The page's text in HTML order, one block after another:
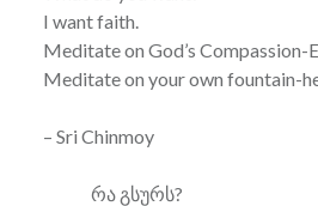
I want faith.
Meditate on God’s Compassion-
Meditate on your own fountain-
– Sri Chinmoy
რა გსურს?